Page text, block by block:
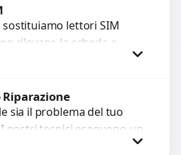
sostituiamo lettori SIM
rilevano la scheda o
il segnale. Utilizziamo
Procedi
sia il problema del tuo
nostri tecnici eseguono un
con strumenti